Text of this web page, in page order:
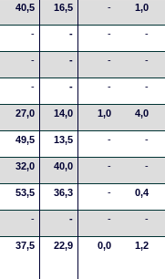
40,5 16,5 - 1,0
- - - -
- - - -
- - - -
27,0 14,0 1,0 4,0
49,5 13,5 - -
32,0 40,0 - -
53,5 36,3 - 0,4
- - - -
37,5 22,9 0,0 1,2